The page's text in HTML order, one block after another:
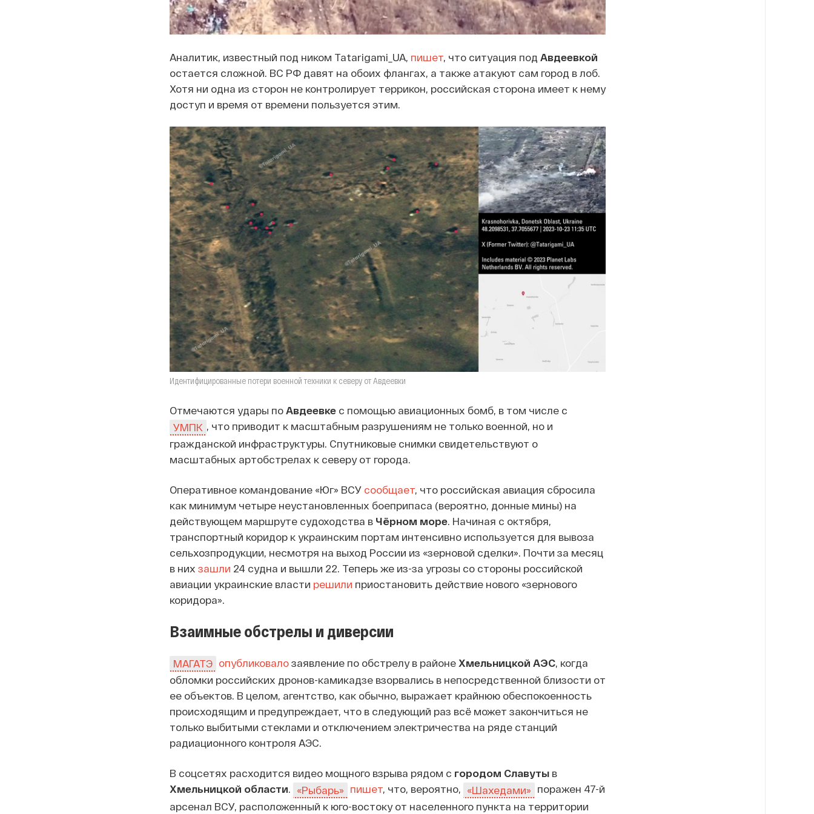
Аналитик, известный под ником Tatarigami_UA, пишет, что ситуация под Авдеевкой
остается сложной. ВС РФ давят на обоих флангах, а также атакуют сам город в лоб.
Хотя ни одна из сторон не контролирует террикон, российская сторона имеет к нему
доступ и время от времени пользуется этим.
Идентифицированные потери военной техники к северу от Авдеевки
Отмечаются удары по Авдеевкес помощью авиационных бомб, в том числе с
УМПК , что приводит к масштабным разрушениям не только военной, но и
гражданской инфраструктуры. Спутниковые снимки свидетельствуют о
масштабных артобстрелах к северу от города.
Оперативное командование «Юг» ВСУ сообщает, что российская авиация сбросила
как минимум четыре неустановленных боеприпаса (вероятно, донные мины) на
действующем маршруте судоходства в Чёрном море. Начиная с октября,
транспортный коридор к украинским портам интенсивно используется для вывоза
сельхозпродукции, несмотря на выход России из «зерновой сделки». Почти за месяц
в них зашли 24 судна и вышли 22. Теперь же из-за угрозы со стороны российской
авиации украинские власти решили приостановить действие нового «зернового
коридора».
Взаимные обстрелы и диверсии
МАГАТЭ опубликовалозаявление по обстрелу в районе Хмельницкой АЭС, когда
обломки российских дронов-камикадзе взорвались в непосредственной близости от
ее объектов. В целом, агентство, как обычно, выражает крайнюю обеспокоенность
происходящим и предупреждает, что в следующий раз всё может закончиться не
только выбитыми стеклами и отключением электричества на ряде станций
радиационного контроля АЭС.
В соцсетях расходится видео мощного взрыва рядом с городом Славутыв
Хмельницкой области. «Рыбарь» пишет, что, вероятно, «Шахедами» поражен 47-й
арсенал ВСУ, расположенный к юго-востоку от населенного пункта на территории